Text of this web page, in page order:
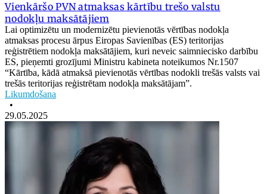
Vienkāršo PVN atmaksas kārtību trešo valstu
nodokļu maksātājiem
Lai optimizētu un modernizētu pievienotās vērtības nodokļa
atmaksas procesu ārpus Eiropas Savienības (ES) teritorijas
reģistrētiem nodokļa maksātājiem, kuri neveic saimniecisko darbību
ES, pieņemti grozījumi Ministru kabineta noteikumos Nr.1507
“Kārtība, kādā atmaksā pievienotās vērtības nodokli trešās valsts vai
trešās teritorijas reģistrētam nodokļa maksātājam”.
Likumdošana
•
29.05.2025